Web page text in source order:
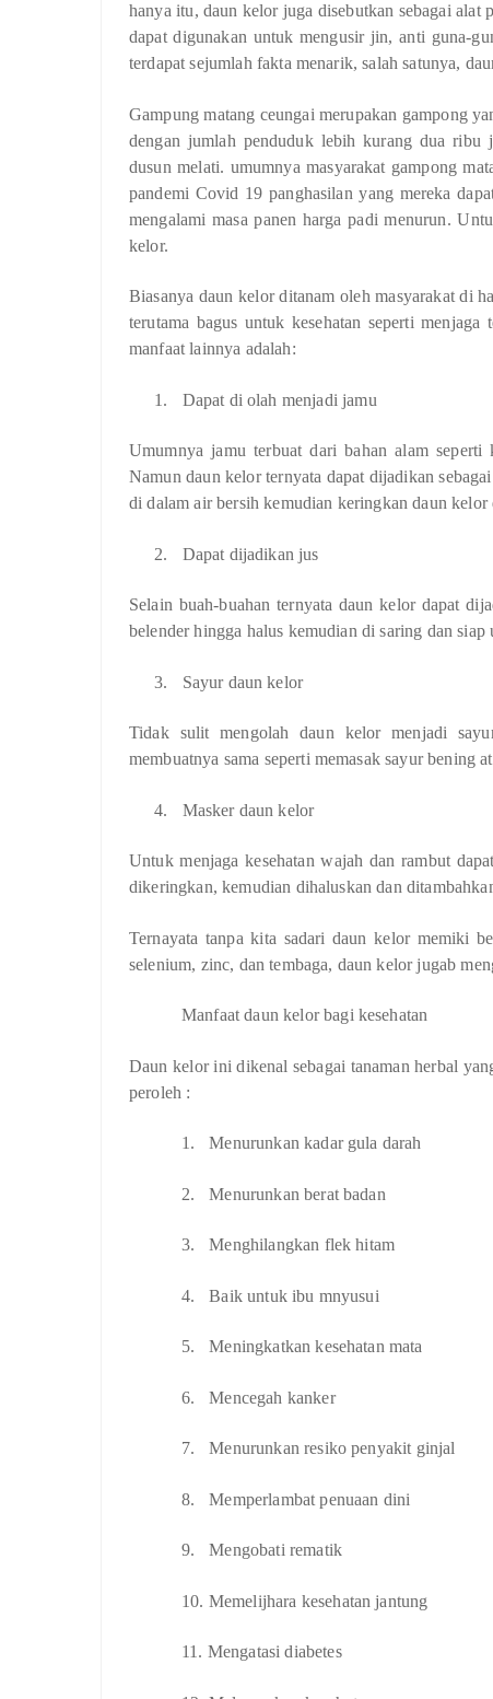
hanya itu, daun kelor juga disebutkan sebagai
dapat digunakan untuk mengusir jin, anti guna-
terdapat sejumlah fakta menarik, salah satunya,
Gampung matang ceungai merupakan gampong
dengan jumlah penduduk lebih kurang dua
dusun melati. umumnya masyarakat gampong
pandemi Covid 19 panghasilan yang mereka
mengalami masa panen harga padi menurun.
kelor.
Biasanya daun kelor ditanam oleh masyarakat di
terutama bagus untuk kesehatan seperti
manfaat lainnya adalah:
1. Dapat di olah menjadi jamu
Umumnya jamu terbuat dari bahan alam
Namun daun kelor ternyata dapat dijadikan
di dalam air bersih kemudian keringkan daun
2. Dapat dijadikan jus
Selain buah-buahan ternyata daun kelor dapat
belender hingga halus kemudian di saring dan
3. Sayur daun kelor
Tidak sulit mengolah daun kelor menjadi
membuatnya sama seperti memasak sayur bening
4. Masker daun kelor
Untuk menjaga kesehatan wajah dan rambut
dikeringkan, kemudian dihaluskan dan
Ternayata tanpa kita sadari daun kelor memiki
selenium, zinc, dan tembaga, daun kelor jugab
Manfaat daun kelor bagi kesehatan
Daun kelor ini dikenal sebagai tanaman herbal
peroleh :
1. Menurunkan kadar gula darah
2. Menurunkan berat badan
3. Menghilangkan flek hitam
4. Baik untuk ibu mnyusui
5. Meningkatkan kesehatan mata
6. Mencegah kanker
7. Menurunkan resiko penyakit ginjal
8. Memperlambat penuaan dini
9. Mengobati rematik
10. Memelijhara kesehatan jantung
11. Mengatasi diabetes